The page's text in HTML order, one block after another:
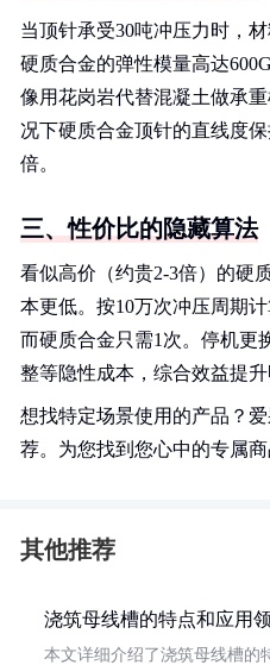
当顶针承受30吨冲压力时，
硬质合金的弹性模量高达
像用花岗岩代替混凝土做承
况下硬质合金顶针的直线度
倍。
三、性价比的隐藏算法
看似高价（约贵2-3倍）的硬
本更低。按10万次冲压周期
而硬质合金只需1次。停机更
整等隐性成本，综合效益提升
想找特定场景使用的产品？
荐。为您找到您心中的专属商
其他推荐
浇筑母线槽的特点和应用
本文详细介绍了浇筑母线槽的